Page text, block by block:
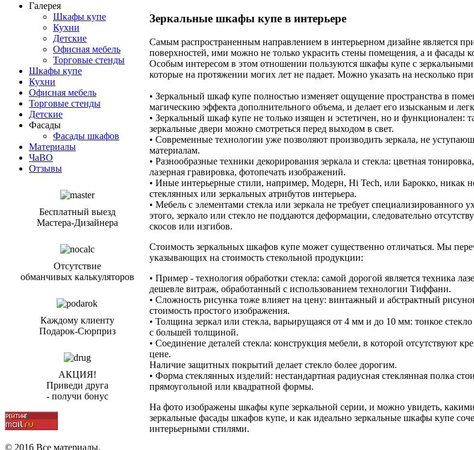
Зеркальные шкафы купе в интерьере
Самым распространенным направлением в интерьерном дизайне является
поверхностей, ими можно не только украсить стены помещения, а и фасады
Особым интересом в этом отношении пользуются шкафы купе с
которые на протяжении могих лет не падает. Можно указать на несколько
• Зеркальный шкаф купе полностью изменяет ощущение пространства в
магическию эффекта дополнительного объема, и делает его изысканым и
• Зеркальный шкаф купе не только изящен и эстетичен, но и функционален:
зеркальные двери можно смотреться перед выходом в свет.
• Современные технологии уже позволяют производить зеркала, не
материалам.
• Разнообразные техники декорирования зеркала и стекла: цветная
лазерная гравировка, фотопечать изображений.
• Иные интерьерные стили, например, Модерн, Hi Tech, или Барокко, никак
стеклянных или зеркальных атрибутов интерьера.
• Мебель с элементами стекла или зеркала не требует специализированного
этого, зеркало или стекло не поддаются деформации, следовательно
скосов или изгибов.
Стоимость зеркальных шкафов купе может существенно отличаться. Мы
указывающих на стоимость стекольной продукции:
• Пример - технология обработки стекла: самой дорогой является техника
дешевле витраж, обработанный с использованием технологии Тиффани.
• Сложность рисунка тоже влияет на цену: винтажный и абстрактный
стоимость простого изображения.
• Толщина зеркал или стекла, варьирущаяся от 4 мм и до 10 мм: тонкое
с большей толщиной.
• Соединение деталей стекла: конструкция мебели, в которой отсутствуют
цене.
Наличие защитных покрытий делает стекло более дорогим.
• Форма стеклянных изделий: нестандартная радиусная стеклянная полка
прямоугольной или квадратной формы.
На фото изображены шкафы купе зеркальной серии, и можно увидеть,
зеркальные фасады шкафов купе, и как идеально зеркальные шкафы купе
интерьерными стилями.
Галерея
Шкафы купе
Кухни
Детские
Офисная мебель
Торговые стенды
Шкафы купе
Кухни
Офисная мебель
Торговые стенды
Детские
Фасады
Фасады шкафов
Материалы
ЧаВО
Отзывы
Бесплатный выезд
Мастера-Дизайнера
Отсутствие
обманчивых калькуляторов
Каждому клиенту
Подарок-Сюрприз
АКЦИЯ!
Приведи друга
- получи бонус
© 2016 Все материалы,